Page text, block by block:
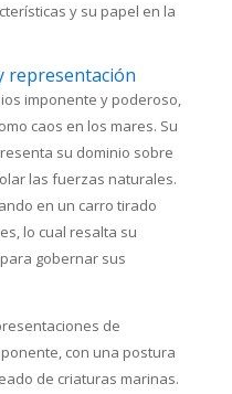
y su papel en la
representación
imponente y poderoso,
caos en los mares. Su
su dominio sobre
las fuerzas naturales.
en un carro tirado
lo cual resalta su
gobernar sus
de
con una postura
de criaturas marinas.